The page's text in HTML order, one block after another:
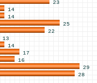
23
14
14
25
22
13
14
17
16
29
28